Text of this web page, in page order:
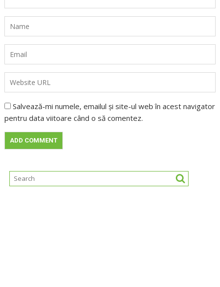
Salvează-mi numele, emailul și site-ul web în acest navigator
pentru data viitoare când o să comentez.